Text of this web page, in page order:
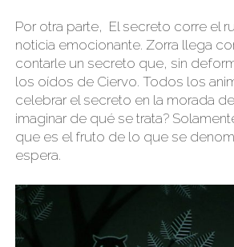
Por otra parte, El secreto corre el
noticia emocionante. Zorra llega
contarle un secreto que, sin
los oídos de Ciervo. Todos los
celebrar el secreto en la morada
imaginar de qué se trata?
que es el fruto de lo que se
espera.